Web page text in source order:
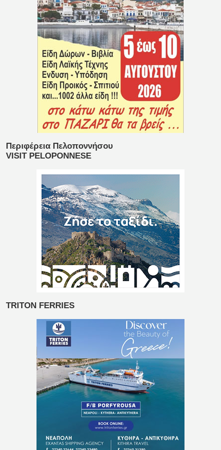
Περιφέρεια Πελοποννήσου
VISIT PELOPONNESE
TRITON FERRIES